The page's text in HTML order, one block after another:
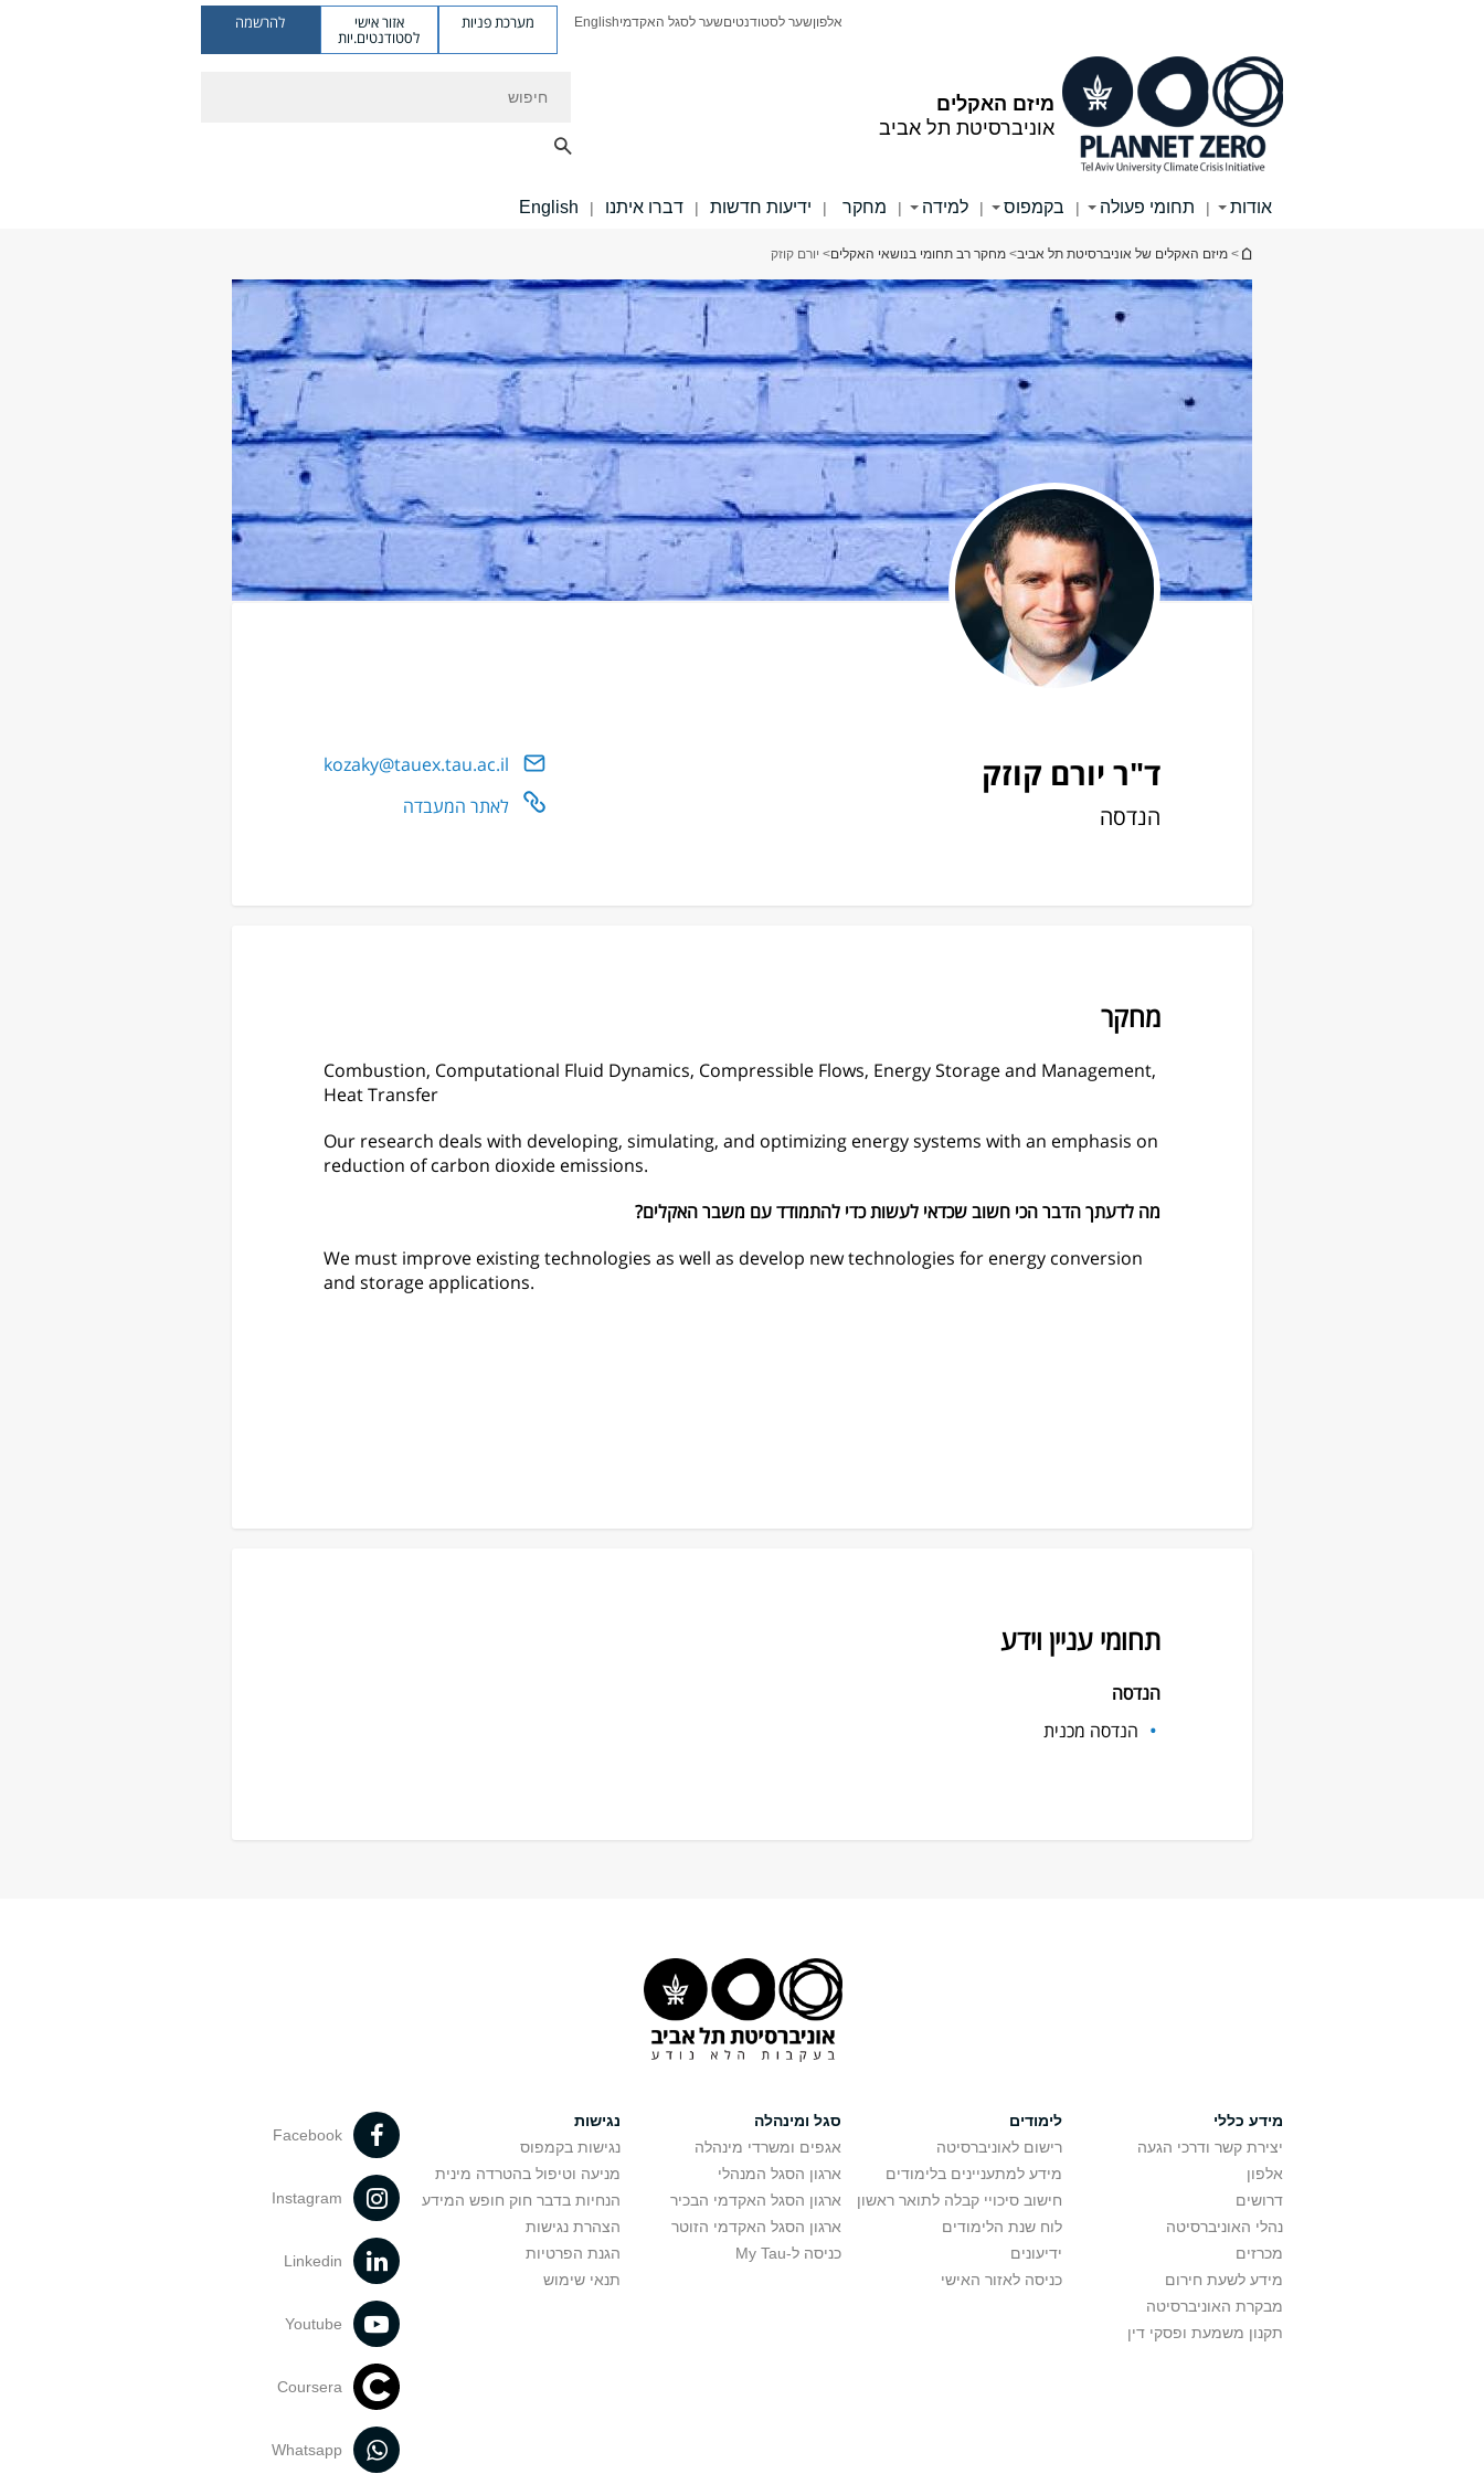
מיזם האקלים
אוניברסיטת תל אביב
אלפוןשער לסטודנטיםשער לסגל האקדמיEnglish מערכת פניות אזור אישי
לסטודנטים.יות
להרשמה
אודות | תחומי פעולה | בקמפוס | למידה | מחקר | ידיעות חדשות | דברו איתנו |
English
הינך נמצא כאן
> מיזם האקלים של אוניברסיטת תל אביב> מחקר רב תחומי בנושאי האקלים> יורם קוזק
ד"ר יורם קוזק
הנדסה
kozaky@tauex.tau.ac.il
לאתר המעבדה
מחקר
Combustion, Computational Fluid Dynamics, Compressible Flows, Energy Storage and Management,
Heat Transfer
Our research deals with developing, simulating, and optimizing energy systems with an emphasis on
reduction of carbon dioxide emissions.
מה לדעתך הדבר הכי חשוב שכדאי לעשות כדי להתמודד עם משבר האקלים?
We must improve existing technologies as well as develop new technologies for energy conversion
and storage applications.
תחומי עניין וידע
הנדסה
הנדסה מכנית
מידע כללי
יצירת קשר ודרכי הגעה
אלפון
דרושים
נהלי האוניברסיטה
מכרזים
מידע לשעת חירום
מבקרת האוניברסיטה
תקנון משמעת ופסקי דין
לימודים
רישום לאוניברסיטה
מידע למתעניינים בלימודים
חישוב סיכויי קבלה לתואר ראשון
לוח שנת הלימודים
ידיעונים
כניסה לאזור האישי
סגל ומינהלה
אגפים ומשרדי מינהלה
ארגון הסגל המנהלי
ארגון הסגל האקדמי הבכיר
ארגון הסגל האקדמי הזוטר
כניסה ל-My Tau
נגישות
נגישות בקמפוס
מניעה וטיפול בהטרדה מינית
הנחיות בדבר חוק חופש המידע
הצהרת נגישות
הגנת הפרטיות
תנאי שימוש
Facebook
Instagram
Linkedin
Youtube
Coursera
Whatsapp